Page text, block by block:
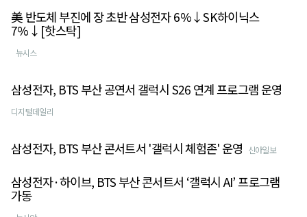
美 반도체 부진에 장 초반 삼성전자 6%↓SK하이닉스
7%↓[핫스탁]
뉴시스
삼성전자, BTS 부산 공연서 갤럭시 S26 연계 프로그램 운영
디지털데일리
삼성전자, BTS 부산 콘서트서 '갤럭시 체험존' 운영 신아일보
삼성전자·하이브, BTS 부산 콘서트서 ‘갤럭시 AI’ 프로그램
가동